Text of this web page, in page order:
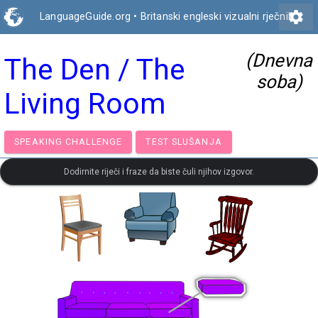
LanguageGuide.org • Britanski engleski vizualni rječniksettings
The Den / The
Living Room
(Dnevna
soba)
SPEAKING CHALLENGE TEST SLUŠANJA
Dodirnite riječi i fraze da biste čuli njihov izgovor.